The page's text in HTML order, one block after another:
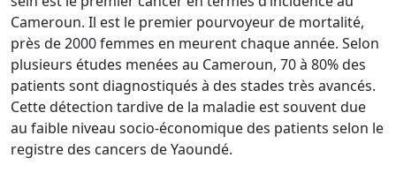
Cameroun. Il est le premier pourvoyeur de mortalité,
près de 2000 femmes en meurent chaque année. Selon
plusieurs études menées au Cameroun, 70 à 80% des
patients sont diagnostiqués à des stades très avancés.
Cette détection tardive de la maladie est souvent due
au faible niveau socio-économique des patients selon le
registre des cancers de Yaoundé.